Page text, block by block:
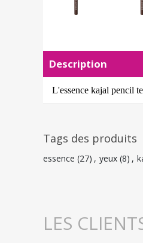
Description
L'essence kajal pencil
Tags des produits
essence (27) , yeux (8) ,
LES